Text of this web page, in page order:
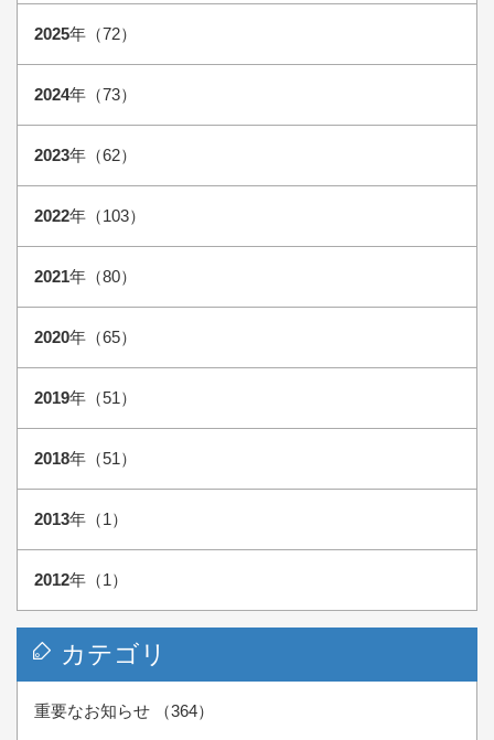
2025年（72）
2024年（73）
2023年（62）
2022年（103）
2021年（80）
2020年（65）
2019年（51）
2018年（51）
2013年（1）
2012年（1）
カテゴリ
重要なお知らせ （364）